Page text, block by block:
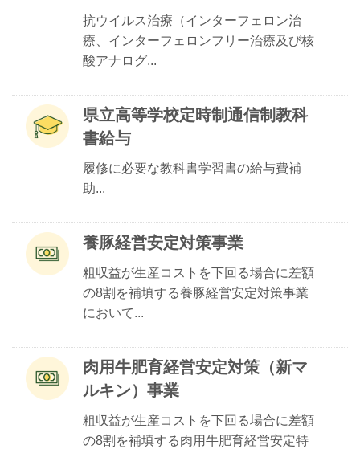
抗ウイルス治療（インターフェロン治
療、インターフェロンフリー治療及び核
酸アナログ...
県立高等学校定時制通信制教科
書給与
履修に必要な教科書学習書の給与費補
助...
養豚経営安定対策事業
粗収益が生産コストを下回る場合に差額
の8割を補填する養豚経営安定対策事業
において...
肉用牛肥育経営安定対策（新マ
ルキン）事業
粗収益が生産コストを下回る場合に差額
の8割を補填する肉用牛肥育経営安定特